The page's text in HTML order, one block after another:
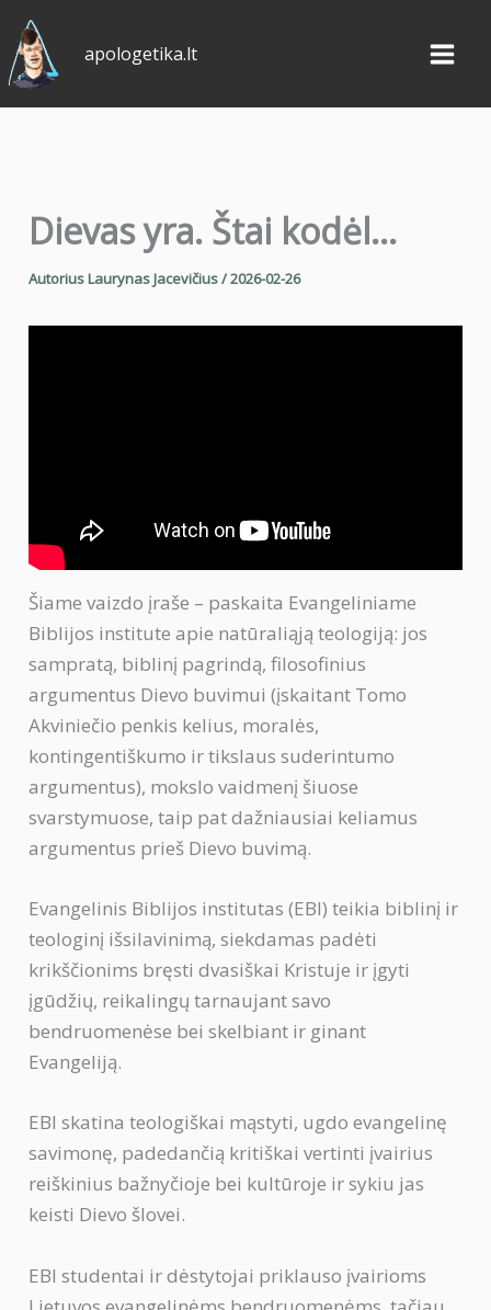
Pereiti
prie
turinio
apologetika.lt
Dievas yra. Štai kodėl…
AutoriusLaurynas Jacevičius/2026-02-26
Šiame vaizdo įraše – paskaita Evangeliniame
Biblijos institute apie natūraliąją teologiją: jos
sampratą, biblinį pagrindą, filosofinius
argumentus Dievo buvimui (įskaitant Tomo
Akviniečio penkis kelius, moralės,
kontingentiškumo ir tikslaus suderintumo
argumentus), mokslo vaidmenį šiuose
svarstymuose, taip pat dažniausiai keliamus
argumentus prieš Dievo buvimą.
Evangelinis Biblijos institutas (EBI) teikia biblinį ir
teologinį išsilavinimą, siekdamas padėti
krikščionims bręsti dvasiškai Kristuje ir įgyti
įgūdžių, reikalingų tarnaujant savo
bendruomenėse bei skelbiant ir ginant
Evangeliją.
EBI skatina teologiškai mąstyti, ugdo evangelinę
savimonę, padedančią kritiškai vertinti įvairius
reiškinius bažnyčioje bei kultūroje ir sykiu jas
keisti Dievo šlovei.
EBI studentai ir dėstytojai priklauso įvairioms